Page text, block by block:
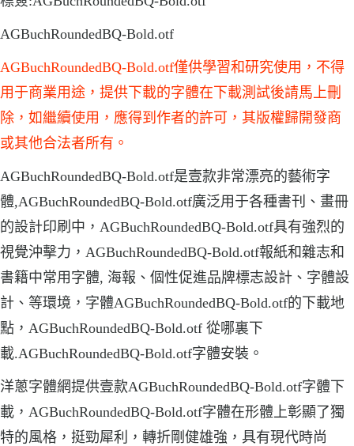
AGBuchRoundedBQ-Bold.otf
AGBuchRoundedBQ-Bold.otf僅供學習和研究使用，不得
用于商業用途，提供下載的字體在下載測試後請馬上刪
除，如繼續使用，應得到作者的許可，其版權歸開發商
或其他合法者所有。
AGBuchRoundedBQ-Bold.otf是壹款非常漂亮的藝術字
體,AGBuchRoundedBQ-Bold.otf廣泛用于各種書刊、畫冊
的設計印刷中，AGBuchRoundedBQ-Bold.otf具有強烈的
視覺沖擊力，AGBuchRoundedBQ-Bold.otf報紙和雜志和
書籍中常用字體, 海報、個性促進品牌標志設計、字體設
計、等環境，字體AGBuchRoundedBQ-Bold.otf的下載地
點，AGBuchRoundedBQ-Bold.otf 從哪裏下
載.AGBuchRoundedBQ-Bold.otf字體安裝。
洋蔥字體網提供壹款AGBuchRoundedBQ-Bold.otf字體下
載，AGBuchRoundedBQ-Bold.otf字體在形體上彰顯了獨
特的風格，挺勁犀利，轉折剛健雄強，具有現代時尚